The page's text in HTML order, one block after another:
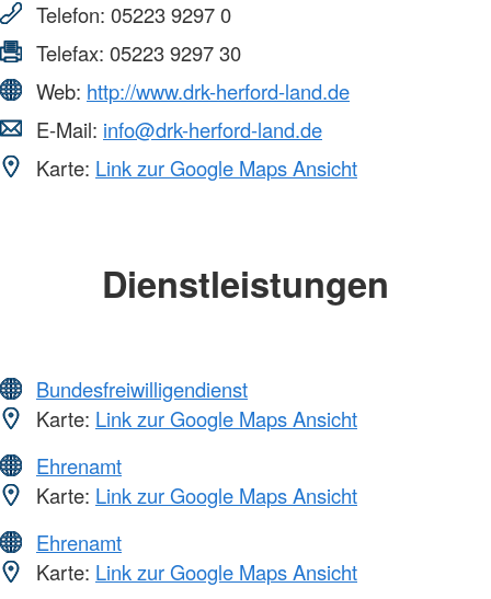
Telefon: 05223 9297 0
Telefax: 05223 9297 30
Web: http://www.drk-herford-land.de
E-Mail: info@drk-herford-land.de
Karte: Link zur Google Maps Ansicht
Dienstleistungen
Bundesfreiwilligendienst
Karte: Link zur Google Maps Ansicht
Ehrenamt
Karte: Link zur Google Maps Ansicht
Ehrenamt
Karte: Link zur Google Maps Ansicht